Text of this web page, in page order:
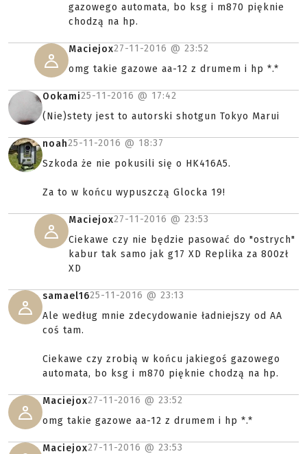
gazowego automata, bo ksg i m870 pięknie
chodzą na hp.
Maciejox27-11-2016 @ 23:52
omg takie gazowe aa-12 z drumem i hp *.*
Ookami25-11-2016 @ 17:42
(Nie)stety jest to autorski shotgun Tokyo Marui
noah25-11-2016 @ 18:37
Szkoda że nie pokusili się o HK416A5.
Za to w końcu wypuszczą Glocka 19!
Maciejox27-11-2016 @ 23:53
Ciekawe czy nie będzie pasować do "ostrych"
kabur tak samo jak g17 XD Replika za 800zł
XD
samael1625-11-2016 @ 23:13
Ale według mnie zdecydowanie ładniejszy od AA
coś tam.
Ciekawe czy zrobią w końcu jakiegoś gazowego
automata, bo ksg i m870 pięknie chodzą na hp.
Maciejox27-11-2016 @ 23:52
omg takie gazowe aa-12 z drumem i hp *.*
Maciejox27-11-2016 @ 23:53